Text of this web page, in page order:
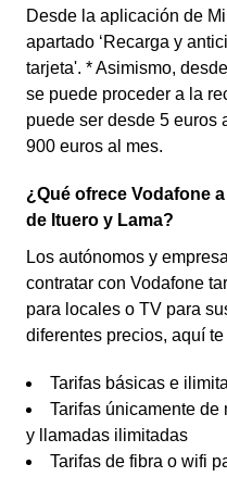
Desde la aplicación de
apartado ‘Recarga y
tarjeta'. * Asimismo,
se puede proceder a la
puede ser desde 5 euros
900 euros al mes.
¿Qué ofrece Vodafone
de Ituero y Lama?
Los autónomos y
contratar con Vodafone
para locales o TV para
diferentes precios, aquí
Tarifas básicas e
Tarifas únicamente
y llamadas ilimitadas
Tarifas de fibra o wifi